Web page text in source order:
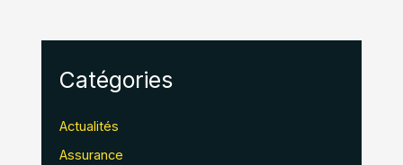
Catégories
Actualités
Assurance